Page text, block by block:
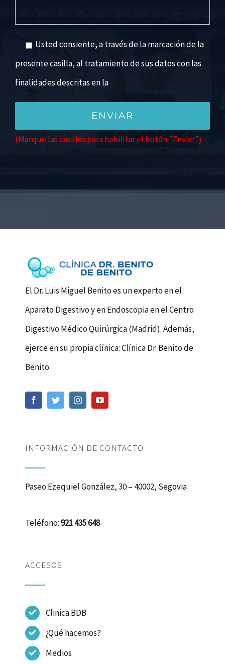
Usted consiente, a través de la marcación de la
presente casilla, al tratamiento de sus datos con las
finalidades descritas en la
(Marque las casillas para habilitar el botón "Enviar")
El Dr. Luis Miguel Benito es un experto en el
Aparato Digestivo y en Endoscopia en el Centro
Digestivo Médico Quirúrgica (Madrid). Además,
ejerce en su propia clínica: Clínica Dr. Benito de
Benito.
INFORMACIÓN DE CONTACTO
Paseo Ezequiel González, 30 – 40002, Segovia
Teléfono:921 435 648
ACCESOS
Clinica BDB
¿Qué hacemos?
Medios